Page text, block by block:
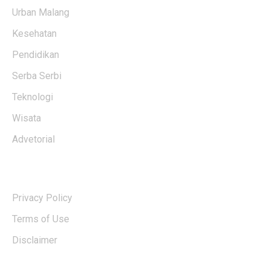
Urban Malang
Kesehatan
Pendidikan
Serba Serbi
Teknologi
Wisata
Advetorial
Privacy Policy
Terms of Use
Disclaimer